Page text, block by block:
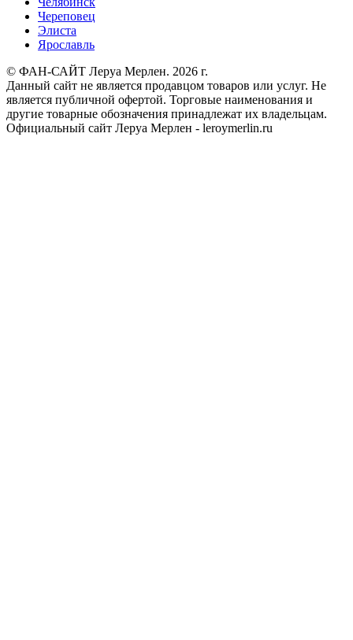
Череповец
Элиста
Ярославль
© ФАН-САЙТ Леруа Мерлен. 2026 г.
Данный сайт не является продавцом товаров или услуг. Не
является публичной офертой. Торговые наименования и
другие товарные обозначения принадлежат их владельцам.
Официальный сайт Леруа Мерлен - leroymerlin.ru